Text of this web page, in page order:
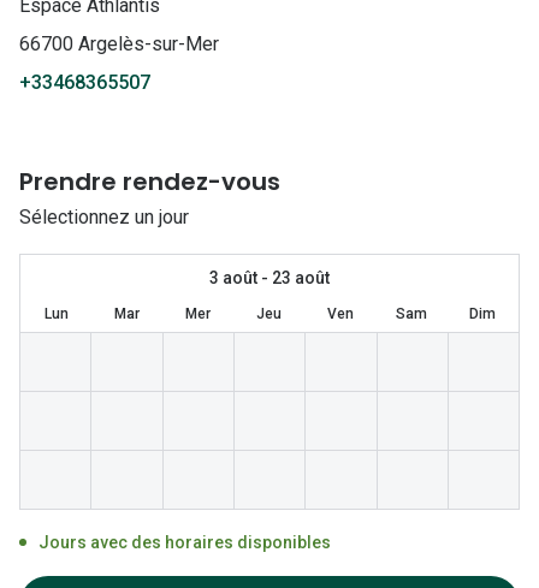
Formes
Lunettes
Lunettes
Espace Athlantis
66700 Argelès-sur-Mer
+33468365507
Prendre rendez-vous
Sélectionnez un jour
3 août - 23 août
Lun Mar Mer Jeu Ven Sam Dim
Jours avec des horaires disponibles